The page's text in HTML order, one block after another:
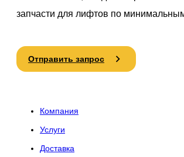
запчасти для лифтов по
Отправить запрос
Компания
Услуги
Доставка